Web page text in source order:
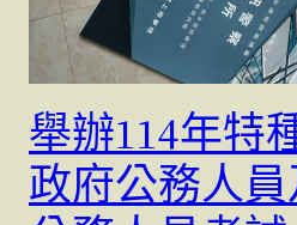
舉辦114年特
政府公務人